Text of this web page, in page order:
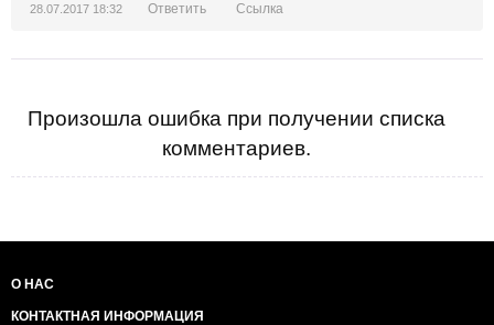
28.07.2017 18:32 Ответить Ссылка
Произошла ошибка при получении списка
комментариев.
О НАС
КОНТАКТНАЯ ИНФОРМАЦИЯ